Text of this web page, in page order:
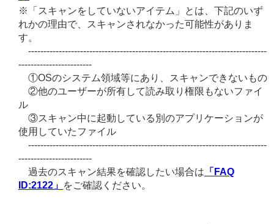
※「スキャンをしていないアイテム」とは、下記のいず
れかの理由で、スキャンされなかった可能性がありま
す。
------------------------------------------------------------------------------
------------------------
①OSのシステム領域等にあり、スキャンできないもの
②他のユーザーが所有して読み取り権限もないファイ
ル
③スキャン中に起動している別のアプリケーションが
使用していたファイル
------------------------------------------------------------------------------
------------------------
過去のスキャン結果を確認したい場合は 「FAQ
ID:2122」 をご確認ください。